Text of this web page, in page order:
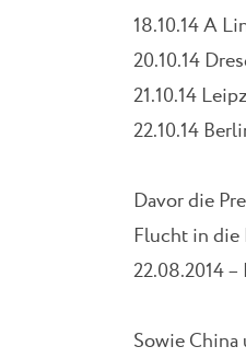
18.10.14 A
20.10.14
21.10.14
22.10.14
Davor die
Flucht in die
22.08.2014
Sowie China